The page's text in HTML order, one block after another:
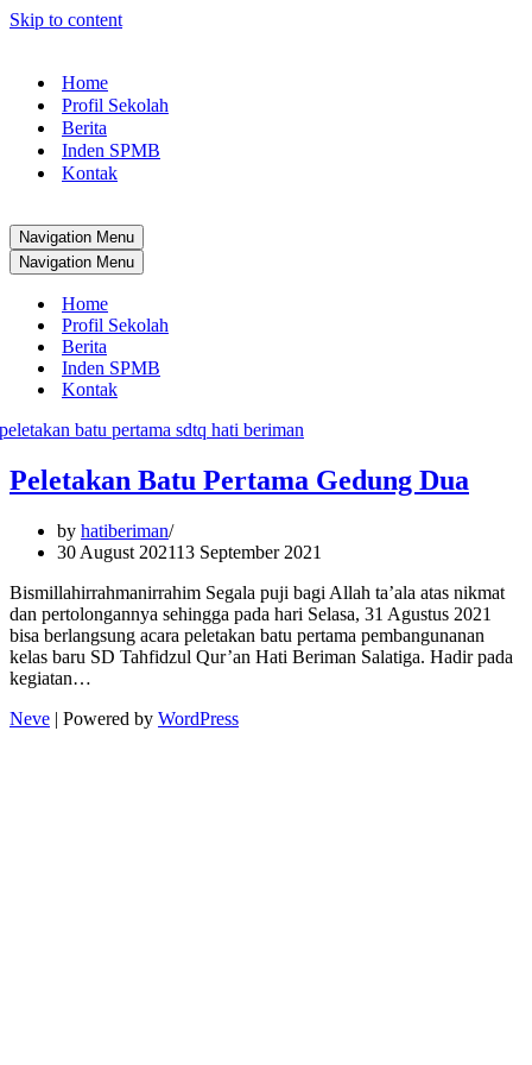
Skip to content
Home
Profil Sekolah
Berita
Inden SPMB
Kontak
Navigation Menu
Navigation Menu
Home
Profil Sekolah
Berita
Inden SPMB
Kontak
Peletakan Batu Pertama Gedung Dua
by hatiberiman
30 August 202113 September 2021
Bismillahirrahmanirrahim Segala puji bagi Allah ta’ala atas nikmat
dan pertolongannya sehingga pada hari Selasa, 31 Agustus 2021
bisa berlangsung acara peletakan batu pertama pembangunanan
kelas baru SD Tahfidzul Qur’an Hati Beriman Salatiga. Hadir pada
kegiatan…
Neve | Powered by WordPress